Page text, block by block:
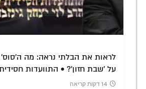
לראות את הבלתי נראה: מה ה'סוס'
על 'שבת חזון'? • התוועדות
14 דקות קריאה